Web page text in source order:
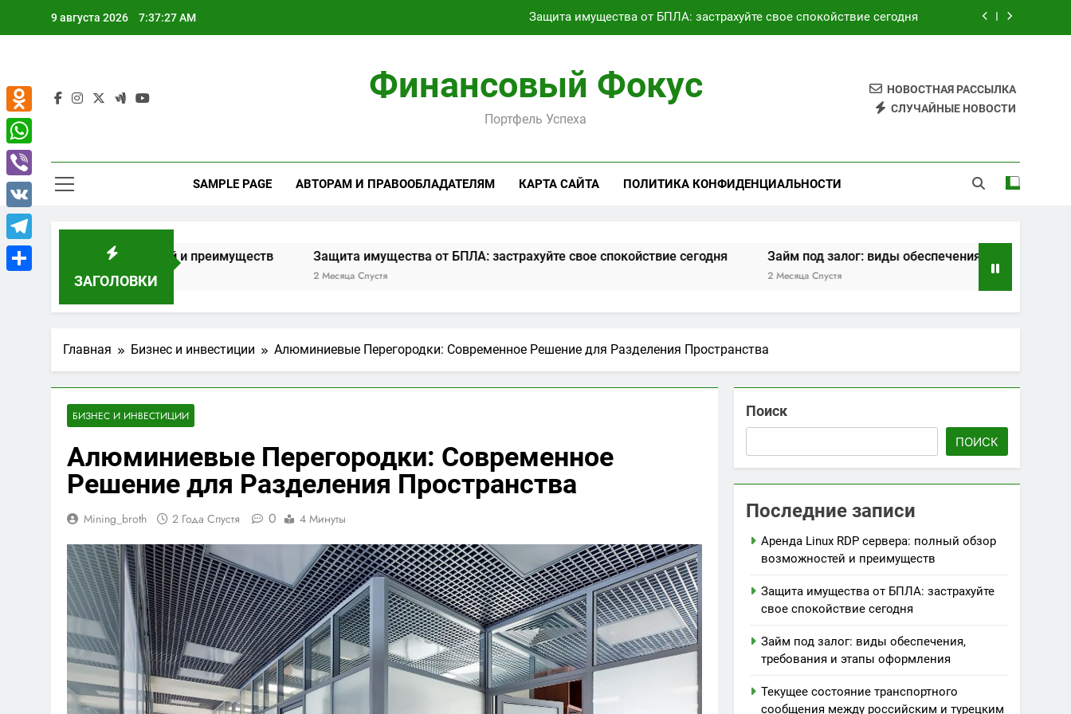
9 августа 2026 7:37:28 AM Защита имущества от БПЛА: застрахуйте свое спокойствие сегодня
Текущее состояние транспортного сообщения между российским и турецким курортами сегодня
Аренда Linux RDP сервера: полный обзор возможностей и преимуществ
Займ под залог: виды обеспечения, требования и этапы оформления
Финансовый Фокус
Портфель Успеха
НОВОСТНАЯ РАССЫЛКА
СЛУЧАЙНЫЕ НОВОСТИ
SAMPLE PAGE АВТОРАМ И ПРАВООБЛАДАТЕЛЯМ КАРТА САЙТА ПОЛИТИКА КОНФИДЕНЦИАЛЬНОСТИ
ЗАГОЛОВКИ
и преимуществ Защита имущества от БПЛА: застрахуйте свое спокойствие сегодня Займ под залог: виды обеспечения, требования и этапы
Главная Бизнес и инвестиции Алюминиевые Перегородки: Современное Решение для Разделения Пространства
БИЗНЕС И ИНВЕСТИЦИИ
Алюминиевые Перегородки: Современное
Решение для Разделения Пространства
Mining_broth 2 Года Спустя 0 4 Минуты
Поиск
ПОИСК
Последние записи
Аренда Linux RDP сервера: полный обзор
возможностей и преимуществ
Защита имущества от БПЛА: застрахуйте
свое спокойствие сегодня
Займ под залог: виды обеспечения,
требования и этапы оформления
Текущее состояние транспортного
сообщения между российским и турецким
Odnoklassniki
WhatsApp
Viber
VK
Telegram